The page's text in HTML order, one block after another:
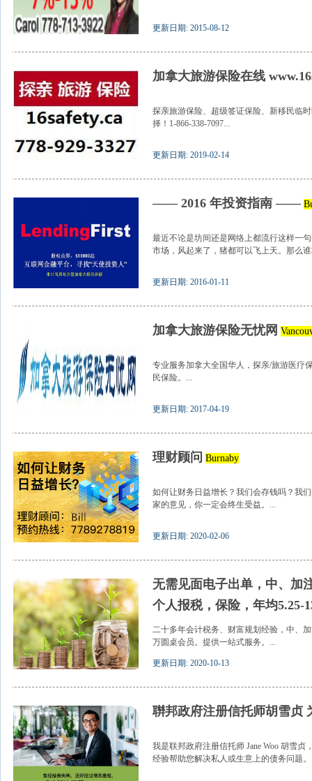
更新日期: 2015-08-12
加拿大旅游保险在线
探亲旅游保险、超级签证保险、新移民临
择！1-866-338-7097...
更新日期: 2019-02-14
—— 2016 年投资指南 ——
最近不论是坊间还是网络上都流行这样一
市场，风起来了，猪都可以飞上天。那么
更新日期: 2016-01-11
加拿大旅游保险无忧网
专业服务加拿大全国华人，探亲/旅游医疗
民保险。...
更新日期: 2017-04-19
理财顾问 Burnaby
如何让财务日益增长？我们会存钱吗？我
家的意见，你一定会终生受益。...
更新日期: 2020-02-06
无需见面电子出单，中、加
个人报税，保险，年均5.25-
二十多年会计税务、财富规划经验，中、
万圆桌会员。提供一站式服务。...
更新日期: 2020-10-13
聨邦政府注册信托师胡雪贞
我是联邦政府注册信托师 Jane Woo 胡雪
经验帮助您解决私人或生意上的债务问题